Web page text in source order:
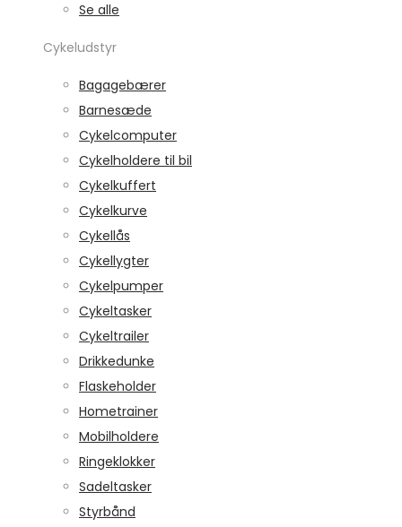
Se alle
Cykeludstyr
Bagagebærer
Barnesæde
Cykelcomputer
Cykelholdere til bil
Cykelkuffert
Cykelkurve
Cykellås
Cykellygter
Cykelpumper
Cykeltasker
Cykeltrailer
Drikkedunke
Flaskeholder
Hometrainer
Mobilholdere
Ringeklokker
Sadeltasker
Styrbånd